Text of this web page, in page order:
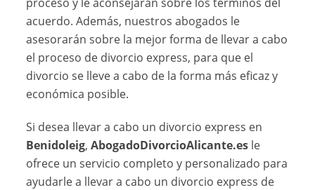
acuerdo. Además, nuestros abogados le
asesorarán sobre la mejor forma de llevar a cabo
el proceso de divorcio express, para que el
divorcio se lleve a cabo de la forma más eficaz y
económica posible.
Si desea llevar a cabo un divorcio express en
Benidoleig,AbogadoDivorcioAlicante.es le
ofrece un servicio completo y personalizado para
ayudarle a llevar a cabo un divorcio express de